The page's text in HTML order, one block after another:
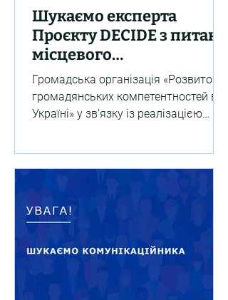
Шукаємо експерта
Проєкту DECIDE з питань
місцевого
самоврядування
Громадська організація «Розвиток
громадянських компетентностей в
Україні» у зв’язку із реалізацією